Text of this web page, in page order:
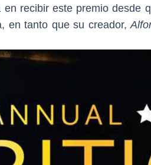
recibir este premio desde
en tanto que su creador,